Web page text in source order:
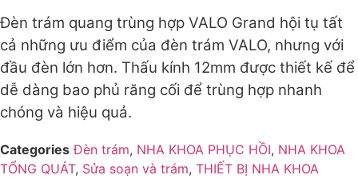
Đèn trám quang trùng hợp VALO Grand hội tụ tất
cả những ưu điểm của đèn trám VALO, nhưng với
đầu đèn lớn hơn. Thấu kính 12mm được thiết kế để
dễ dàng bao phủ răng cối để trùng hợp nhanh
chóng và hiệu quả.
Categories Đèn trám, NHA KHOA PHỤC HỒI, NHA KHOA
TỔNG QUÁT, Sửa soạn và trám, THIẾT BỊ NHA KHOA